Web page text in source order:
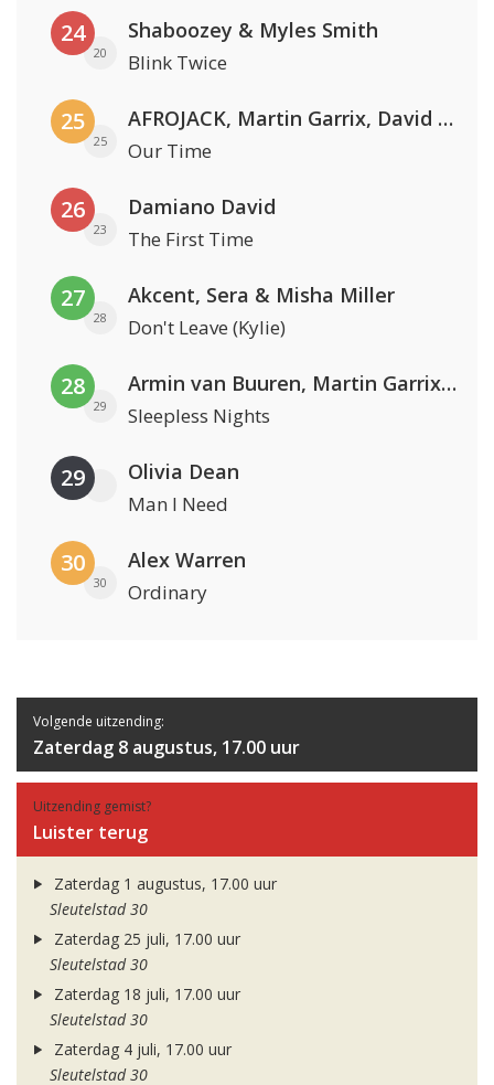
24
20
Shaboozey & Myles Smith
Blink Twice
25
25
AFROJACK, Martin Garrix, David Guetta & Amél
Our Time
26
23
Damiano David
The First Time
27
28
Akcent, Sera & Misha Miller
Don't Leave (Kylie)
28
29
Armin van Buuren, Martin Garrix & Libby Whitehouse
Sleepless Nights
29 Olivia Dean
Man I Need
30
30
Alex Warren
Ordinary
Volgende uitzending:
Zaterdag 8 augustus, 17.00 uur
Uitzending gemist?
Luister terug
Zaterdag 1 augustus, 17.00 uur
Sleutelstad 30
Zaterdag 25 juli, 17.00 uur
Sleutelstad 30
Zaterdag 18 juli, 17.00 uur
Sleutelstad 30
Zaterdag 4 juli, 17.00 uur
Sleutelstad 30